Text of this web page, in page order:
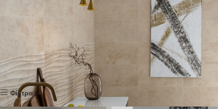
περιβάλλον μαγειρέματος, καθώς και πλακάκια κουζίνας που
προσφέρουν αισθητική και πρακτικότητα. Επιλέξτε προϊόντα ποιότητας
που συνδυάζουν εργονομία, λειτουργικότητα και μοντέρνο design για μια
Αρχική σελίδα Κουζίνα